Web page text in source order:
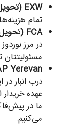
EXW (تحویل درب کارخانه):
تمام
FCA (تحویل به حمل‌کننده):
در مرز
Yerevan:
درب انبار
عهده
ما در
می‌کنیم.